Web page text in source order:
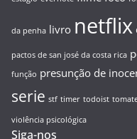
da penha livro netflix
pactos de san josé da costa rica
função presunção de
serie stf timer todoist
violência psicológica
Siga-nos